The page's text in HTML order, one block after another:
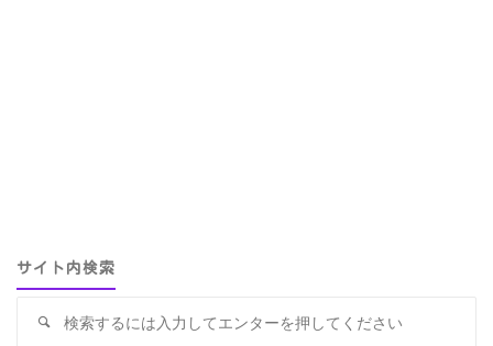
サイト内検索
検